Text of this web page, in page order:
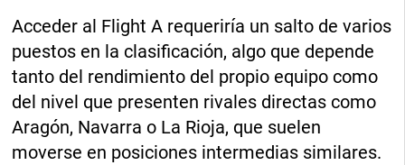
Acceder al Flight A requeriría un salto de varios
puestos en la clasificación, algo que depende
tanto del rendimiento del propio equipo como
del nivel que presenten rivales directas como
Aragón, Navarra o La Rioja, que suelen
moverse en posiciones intermedias similares.